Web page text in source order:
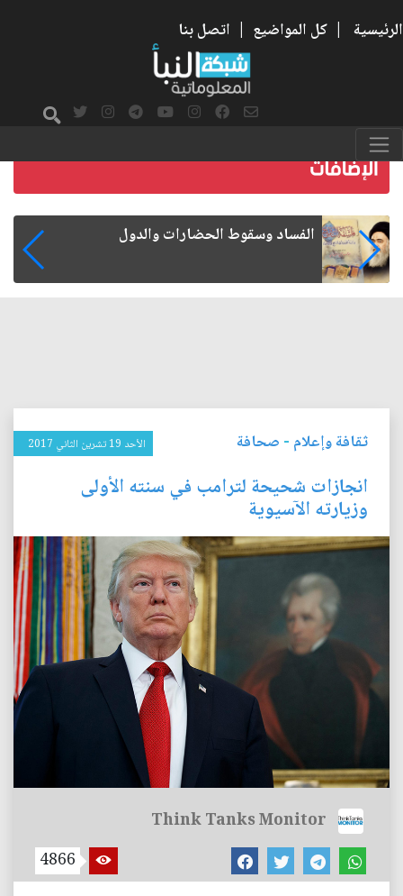
الرئيسية | كل المواضيع | اتصل بنا
رواتب الموظفين على صفيح ساخن
ثقافة وإعلام - صحافة الأحد 19 تشرين الثاني 2017
انجازات شحيحة لترامب في سنته الأولى
وزيارته الآسيوية
Think Tanks Monitor
4866